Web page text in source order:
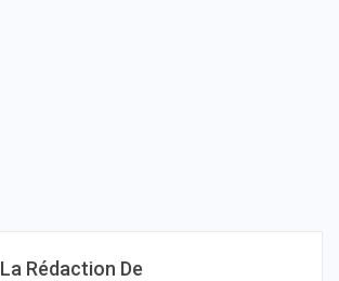
La Rédaction De